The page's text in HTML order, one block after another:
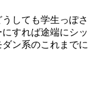
しても学生っぽさ
すれば途端にシッ
ン系のこれまでに